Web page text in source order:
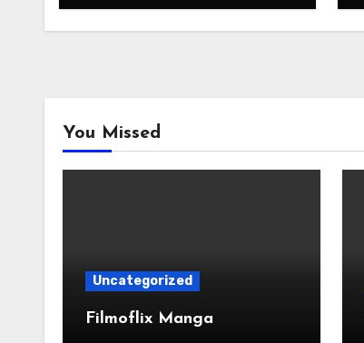
You Missed
Uncategorized
Filmoflix Manga